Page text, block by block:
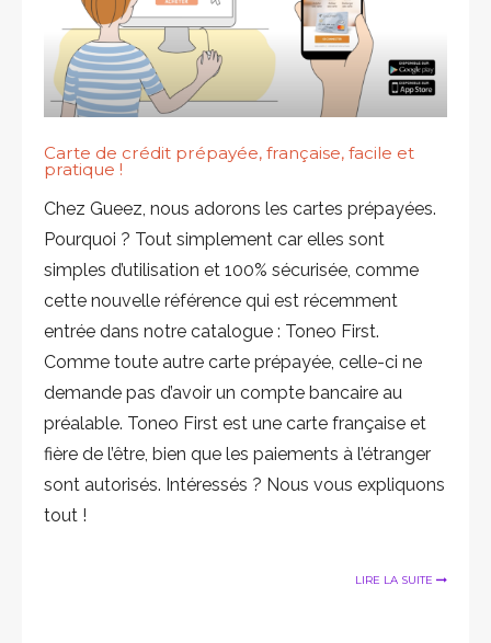
Carte de crédit prépayée, française, facile et
pratique !
Chez Gueez, nous adorons les cartes prépayées.
Pourquoi ? Tout simplement car elles sont
simples d’utilisation et 100% sécurisée, comme
cette nouvelle référence qui est récemment
entrée dans notre catalogue : Toneo First.
Comme toute autre carte prépayée, celle-ci ne
demande pas d’avoir un compte bancaire au
préalable. Toneo First est une carte française et
fière de l’être, bien que les paiements à l’étranger
sont autorisés. Intéressés ? Nous vous expliquons
tout !
LIRE LA SUITE